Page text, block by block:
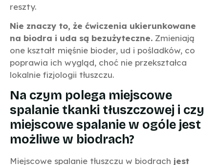
reszty.
Nie znaczy to, że ćwiczenia ukierunkowane
na biodra i uda są bezużyteczne. Zmieniają
one kształt mięśnie bioder, ud i pośladków, co
poprawia ich wygląd, choć nie przekształca
lokalnie fizjologii tłuszczu.
Na czym polega miejscowe
spalanie tkanki tłuszczowej i czy
miejscowe spalanie w ogóle jest
możliwe w biodrach?
Miejscowe spalanie tłuszczu w biodrach jest